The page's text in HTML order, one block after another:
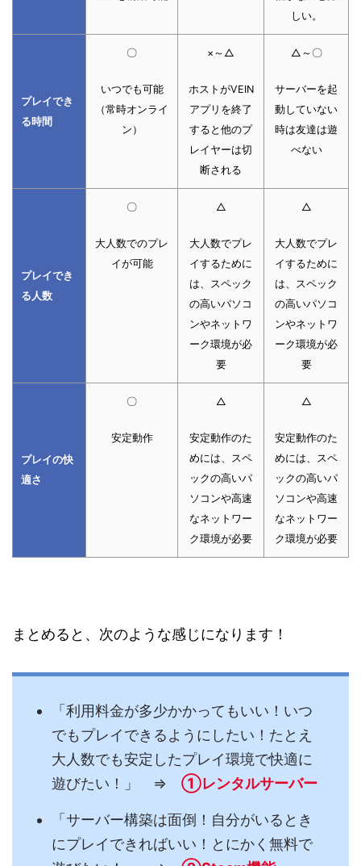
しい。
プレイでき
る時間
〇
いつでも可能
（常時オンライ
ン）
×～△
ホストがVEIN
アプリを終了
すると他のプ
レイヤーは切
断される
△～〇
サーバーを起
動していない
時は友達は遊
べない
プレイでき
る人数
〇
大人数でのプレ
イが可能
△
大人数でプレ
イするために
は、スペック
の高いパソコ
ンやネットワ
ーク環境が必
要
△
大人数でプレ
イするために
は、スペック
の高いパソコ
ンやネットワ
ーク環境が必
要
プレイの快
適さ
〇
安定動作
△
安定動作のた
めには、スペ
ックの高いパ
ソコンや高速
なネットワー
ク環境が必要
△
安定動作のた
めには、スペ
ックの高いパ
ソコンや高速
なネットワー
ク環境が必要
まとめると、次のような感じになります！
「利用料金が多少かかってもいい！いつ
でもプレイできるようにしたい！たとえ
大人数でも安定したプレイ環境で快適に
遊びたい！」 ⇒ ①レンタルサーバー
「サーバー構築は面倒！自分がいるとき
にプレイできればいい！とにかく無料で